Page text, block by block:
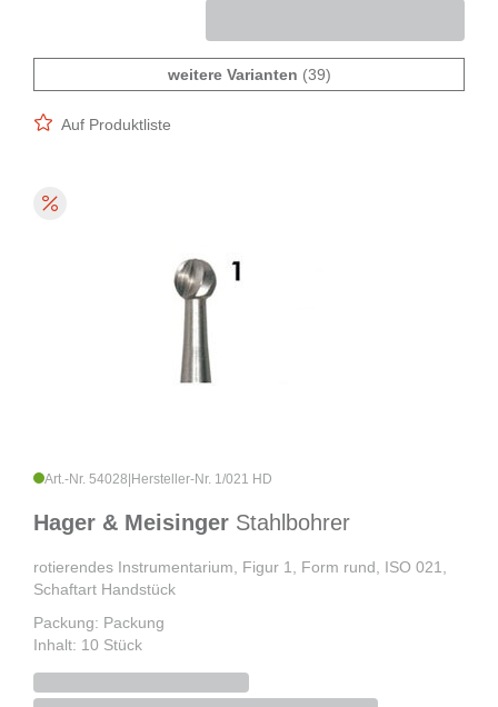
weitere Varianten (39)
Auf Produktliste
Art.-Nr. 54028 Hersteller-Nr. 1/021 HD
Hager & Meisinger Stahlbohrer
rotierendes Instrumentarium, Figur 1, Form rund, ISO 021,
Schaftart Handstück
Packung: Packung
Inhalt: 10 Stück